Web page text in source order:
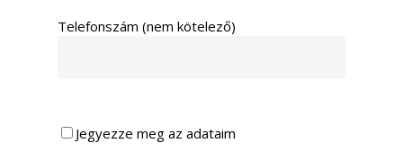
Telefonszám (nem kötelező)
Jegyezze meg az adataim